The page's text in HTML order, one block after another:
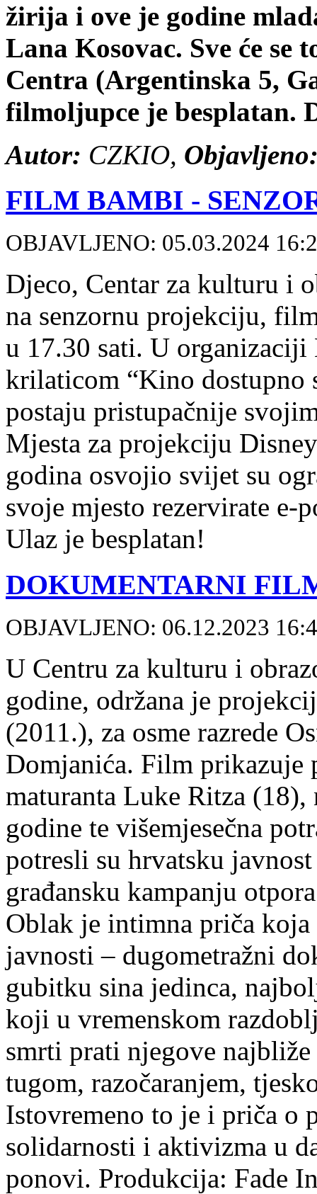
žirija i ove je godine
Lana Kosovac. Sve će
Centra (Argentinska 5,
filmoljupce je besplatan.
Autor: CZKIO,
FILM BAMBI -
OBJAVLJENO: 05.03.2024
Djeco, Centar za kulturu i
na senzornu projekciju,
u 17.30 sati. U
krilaticom “Kino dostupno
postaju pristupačnije
Mjesta za projekciju
godina osvojio svijet su
svoje mjesto rezervirate e-
Ulaz je besplatan!
DOKUMENTARNI
OBJAVLJENO: 06.12.2023
U Centru za kulturu i
godine, održana je
(2011.), za osme razrede
Domjanića. Film prikazuje
maturanta Luke Ritza
godine te višemjesečna
potresli su hrvatsku
građansku kampanju
Oblak je intimna priča
javnosti – dugometražni
gubitku sina jedinca,
koji u vremenskom
smrti prati njegove
tugom, razočaranjem,
Istovremeno to je i priča o
solidarnosti i aktivizma u
ponovi. Produkcija: Fade